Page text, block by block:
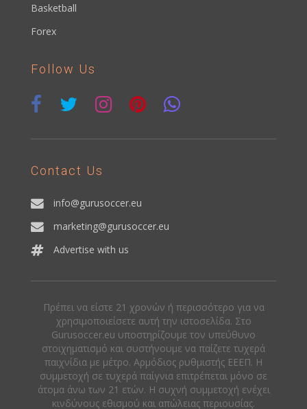
Basketball
Forex
Follow Us
Contact Us
info@gurusoccer.eu
marketing@gurusoccer.eu
Advertise with us
Πρέπει να είστε 21 χρονών ή περισσότερο για να
χρησιμοποιείσετε αυτή την ιστοσελίδα. Στο
Gurusoccer.eu υποστηρίζουμε τον υπεύθυνο
στοιχηματισμό και συστήνουμε να παίζετε τυχερά
παιχνίδια με μέτρο. Αρμόδιος ρυθμιστής ΕΕΕΠ. Η
συμμετοχή σε τυχερά παίγνια επιτρέπεται μόνο σε
άτομα άνω των 21 ετών. Η συχνή συμμετοχή ενέχει
κινδύνους εθισμού και απώλειας περιουσίας.